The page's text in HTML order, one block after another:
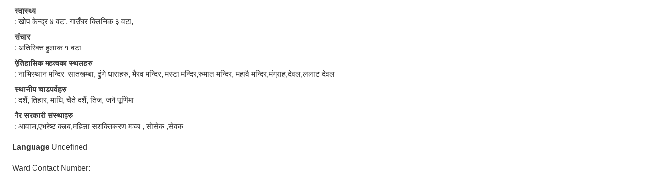
स्वास्थ्य
: खोप केन्द्र ४ वटा, गाउँघर क्लिनिक ३ वटा,
संचार
: अतिरिक्त हुलाक १ वटा
ऐतिहासिक महत्वका स्थलहरु
: नाभिस्थान मन्दिर, सातखम्बा, ढुंगे धाराहरु, भैरव मन्दिर, मस्टा मन्दिर,रुमाल मन्दिर, महावै मन्दिर,मंग्राह,देवल,ललाट देवल
स्थानीय चाडपर्वहरु
: दशैं, तिहार, माघि, चैते दशैं, तिज, जनै पूर्णिमा
गैर सरकारी संस्थाहरु
: आवाज,एभरेष्ट क्लब,महिला सशक्तिकरण मञ्च , साेसेक ,सेवक
Language Undefined
Ward Contact Number: